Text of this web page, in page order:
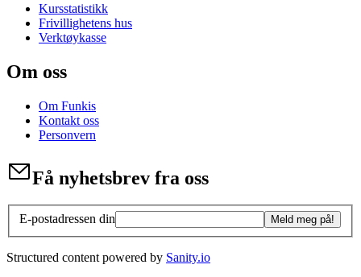
Kursstatistikk
Frivillighetens hus
Verktøykasse
Om oss
Om Funkis
Kontakt oss
Personvern
Få nyhetsbrev fra oss
E-postadressen din Meld meg på!
Structured content powered by Sanity.io